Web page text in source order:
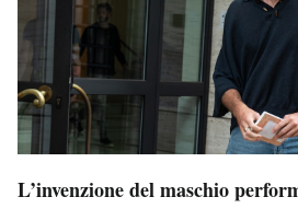
L’invenzione del maschio